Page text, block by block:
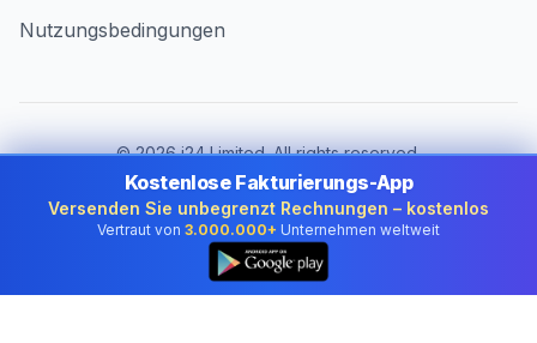
Nutzungsbedingungen
©2026i24 Limited. All rights reserved.
Für Unternehmen in Austria
Land ändern:
Austria
Kostenlose Fakturierungs-App
Versenden Sie unbegrenzt Rechnungen – kostenlos
Vertraut von 3.000.000+ Unternehmen weltweit